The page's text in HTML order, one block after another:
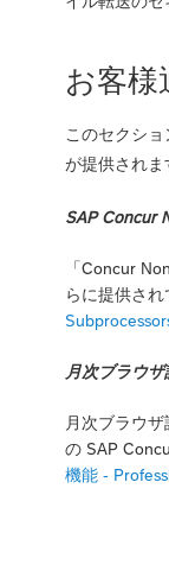
お客様
このセクシ
が提供されま
SAP Concur
「Concur
らに提供され
月次ブラウ
月次ブラウ
の SAP
機能 -